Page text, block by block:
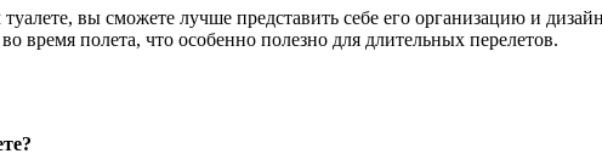
вы сможете лучше представить себе его организацию и
время полета, что особенно полезно для длительных перелетов.